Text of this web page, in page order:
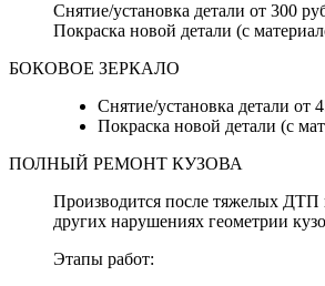
Снятие/установка детали от 300
Покраска новой детали (с
БОКОВОЕ ЗЕРКАЛО
Снятие/установка детали от
Покраска новой детали (с
ПОЛНЫЙ РЕМОНТ КУЗОВА
Производится после тяжелых ДТП
других нарушениях геометрии
Этапы работ: